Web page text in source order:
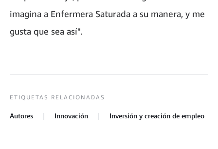
imagina a Enfermera Saturada a su manera, y me
gusta que sea así".
ETIQUETAS RELACIONADAS
Autores Innovación Inversión y creación de empleo